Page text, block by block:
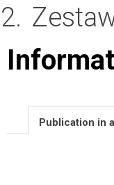
Publication in